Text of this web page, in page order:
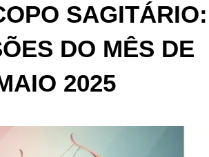
SAGITÁRIO:
DO MÊS DE
2025